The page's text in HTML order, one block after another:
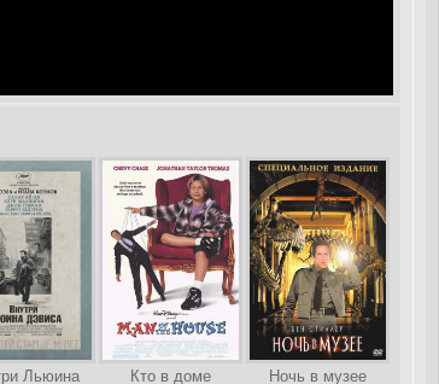
Льюина Кто в доме Ночь в музее